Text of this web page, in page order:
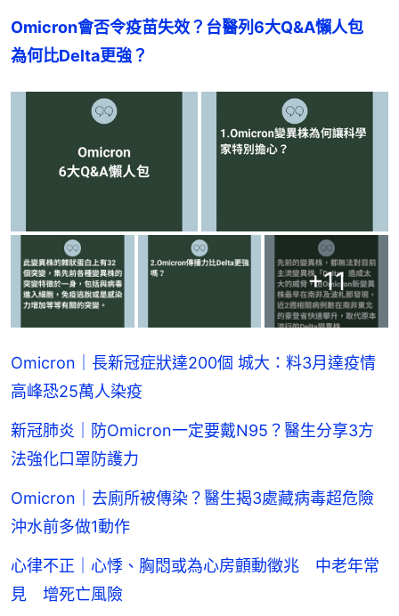
Omicron會否令疫苗失效？台醫列6大Q&A懶人包
為何比Delta更強？
+11
Omicron｜長新冠症狀達200個 城大：料3月達疫情
高峰恐25萬人染疫
新冠肺炎｜防Omicron一定要戴N95？醫生分享3方
法強化口罩防護力
Omicron｜去廁所被傳染？醫生揭3處藏病毒超危險
沖水前多做1動作
心律不正｜心悸、胸悶或為心房顫動徵兆 中老年常
見 增死亡風險